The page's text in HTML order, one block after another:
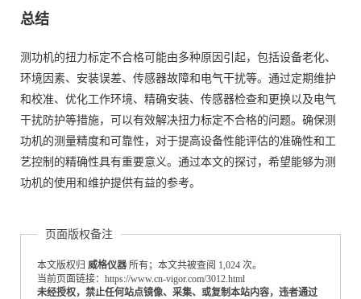
总结
测功机的扭力标定不合格可能由多种原因引起，包括设备老化、
环境因素、安装误差、传感器故障和电气干扰等。通过定期维护
和校准、优化工作环境、精确安装、传感器检查和更换以及电气
干扰防护等措施，可以有效解决扭力标定不合格的问题。确保测
功机的测量精度和可靠性，对于提高设备性能评估的准确性和工
艺控制的精确性具有重要意义。通过本文的探讨，希望能够为测
功机的使用和维护提供有益的参考。
页面版权备注
本文版权归 威格仪器 所有；本文共被查阅 1,024 次。
当前页面链接：https://www.cn-vigor.com/3012.html
未经授权，禁止任何站点镜像、采集、或复制本站内容，违者通过